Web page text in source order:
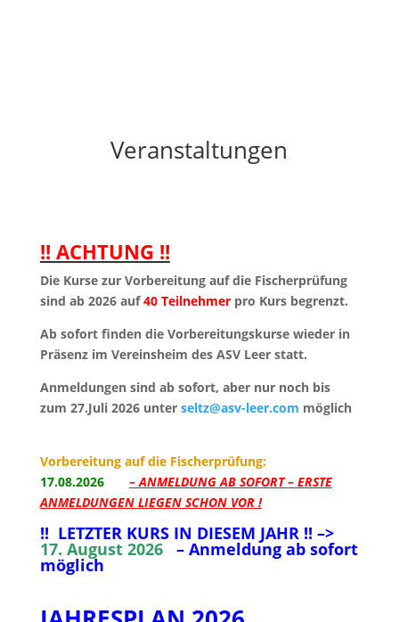
Veranstaltungen
!! ACHTUNG !!
Die Kurse zur Vorbereitung auf die Fischerprüfung
sind ab 2026 auf40 Teilnehmerpro Kurs begrenzt.
Ab sofort finden die Vorbereitungskurse wieder in
Präsenz im Vereinsheim des ASV Leer statt.
Anmeldungen sind ab sofort, aber nur noch bis
zum 27.Juli 2026 unter seltz@asv-leer.com möglich
Vorbereitung auf die Fischerprüfung:
17.08.2026
– ANMELDUNG AB SOFORT – ERSTE
ANMELDUNGEN LIEGEN SCHON VOR !
!! LETZTER KURS IN DIESEM JAHR !! –>
17. August 2026– Anmeldung ab sofort
möglich